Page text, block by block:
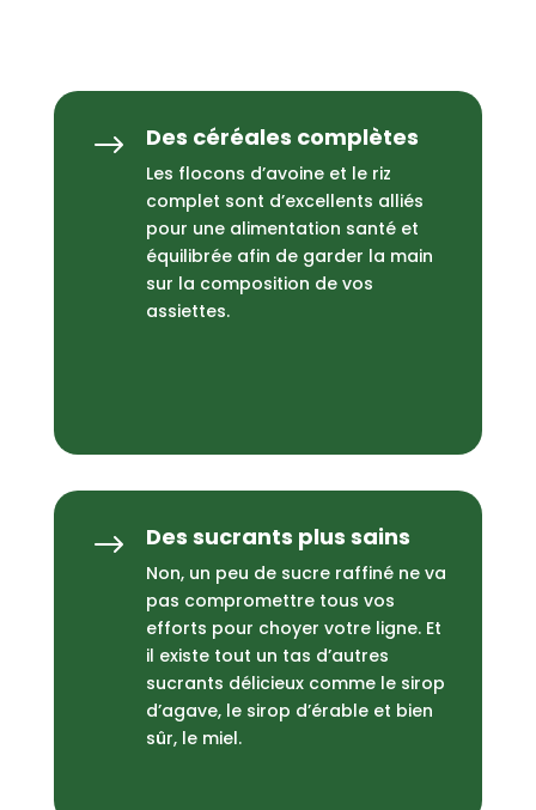
$ Des céréales complètes
Les flocons d’avoine et le riz
complet sont d’excellents alliés
pour une alimentation santé et
équilibrée afin de garder la main
sur la composition de vos
assiettes.
$ Des sucrants plus sains
Non, un peu de sucre raffiné ne va
pas compromettre tous vos
efforts pour choyer votre ligne. Et
il existe tout un tas d’autres
sucrants délicieux comme le sirop
d’agave, le sirop d’érable et bien
sûr, le miel.